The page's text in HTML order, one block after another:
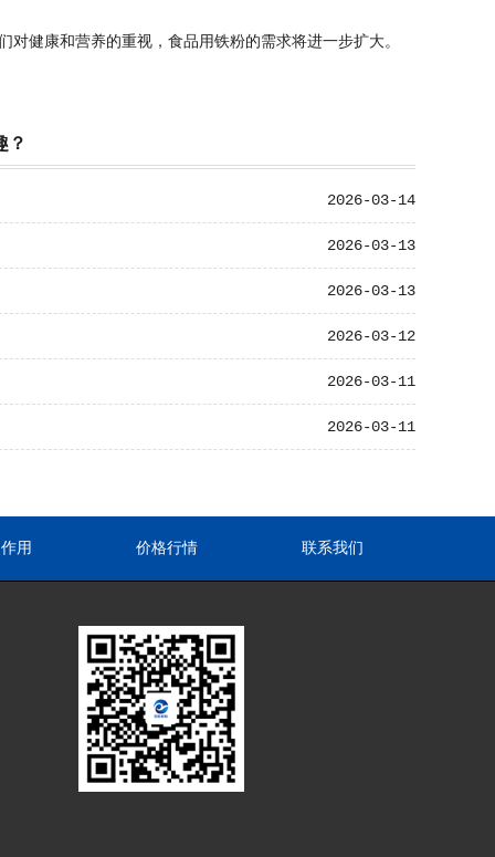
健康和营养的重视，食品用铁粉的需求将进一步扩大。
？
2026-03-14
2026-03-13
2026-03-13
2026-03-12
2026-03-11
2026-03-11
用 价格行情 联系我们